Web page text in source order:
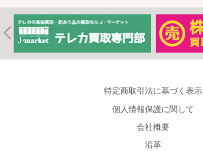
特定商取引法に基づく表示
個人情報保護に関して
会社概要
沿革